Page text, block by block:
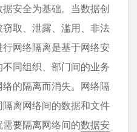
安全为基础。当数据创
取、泄露、滥用、非法
网络隔离是基于网络安
同组织、部门间的业务
的隔离而消失。网络隔
离网络间的数据和文件
要隔离网络间的数据安